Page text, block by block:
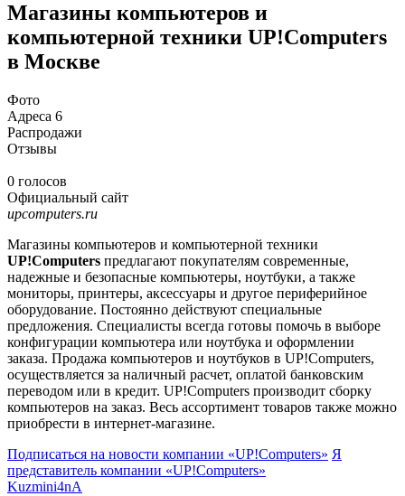
Магазины компьютеров и
компьютерной техники UP!Computers
в Москве
Фото
Адреса 6
Распродажи
Отзывы
0 голосов
Официальный сайт
upcomputers.ru
Магазины компьютеров и компьютерной техники
UP!Computers предлагают покупателям современные,
надежные и безопасные компьютеры, ноутбуки, а также
мониторы, принтеры, аксессуары и другое периферийное
оборудование. Постоянно действуют специальные
предложения. Специалисты всегда готовы помочь в выборе
конфигурации компьютера или ноутбука и оформлении
заказа. Продажа компьютеров и ноутбуков в UP!Computers,
осуществляется за наличный расчет, оплатой банковским
переводом или в кредит. UP!Computers производит сборку
компьютеров на заказ. Весь ассортимент товаров также можно
приобрести в интернет-магазине.
Подписаться на новости компании «UP!Computers» Я
представитель компании «UP!Computers»
Kuzmini4nA